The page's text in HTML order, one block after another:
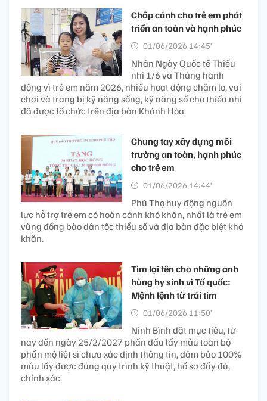
Chắp cánh cho trẻ em phát
triển an toàn và hạnh phúc
01/06/2026 14:45’
Nhân Ngày Quốc tế Thiếu
nhi 1/6 và Tháng hành
động vì trẻ em năm 2026, nhiều hoạt động chăm lo, vui
chơi và trang bị kỹ năng sống, kỹ năng số cho thiếu nhi
đã được tổ chức trên địa bàn Khánh Hòa.
Chung tay xây dựng môi
trường an toàn, hạnh phúc
cho trẻ em
01/06/2026 14:44’
Phú Thọ huy động nguồn
lực hỗ trợ trẻ em có hoàn cảnh khó khăn, nhất là trẻ em
vùng đồng bào dân tộc thiểu số và địa bàn đặc biệt khó
khăn.
Tìm lại tên cho những anh
hùng hy sinh vì Tổ quốc:
Mệnh lệnh từ trái tim
01/06/2026 11:50’
Ninh Bình đặt mục tiêu, từ
nay đến ngày 25/2/2027 phấn đấu lấy mẫu toàn bộ
phần mộ liệt sĩ chưa xác định thông tin, đảm bảo 100%
mẫu lấy được đúng quy trình kỹ thuật, hồ sơ đầy đủ,
chính xác.